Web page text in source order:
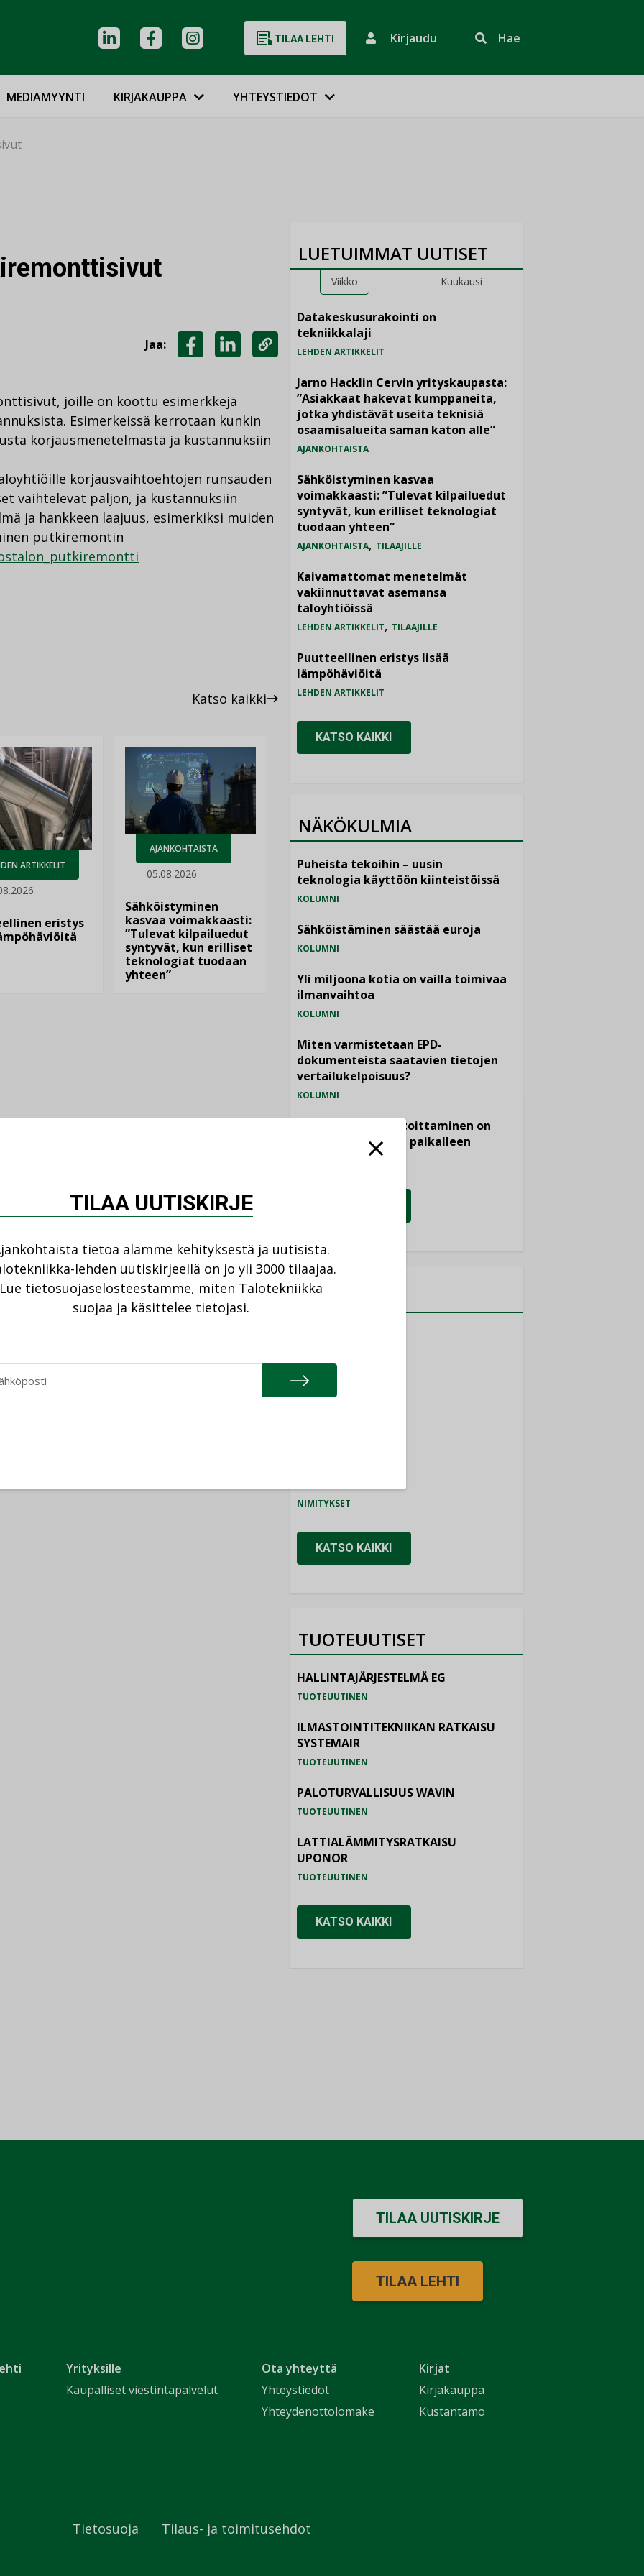
TILAA LEHTI Kirjaudu Hae
MEDIAMYYNTI KIRJAKAUPPA YHTEYSTIEDOT
Jaa:
LINKEDINISSÄ
LINKKI
joille on koottu esimerkkejä
Esimerkeissä kerrotaan kunkin
korjausmenetelmästä ja kustannuksiin
korjausvaihtoehtojen runsauden
vaihtelevat paljon, ja kustannuksiin
ja hankkeen laajuus, esimerkiksi muiden
putkiremontin
Katso kaikki
ARTIKKELIT
eristys
AJANKOHTAISTA
05.08.2026
Sähköistyminen
kasvaa voimakkaasti:
”Tulevat kilpailuedut
syntyvät, kun erilliset
teknologiat tuodaan
yhteen”
LUETUIMMAT UUTISET
Viikko Kuukausi
Datakeskusurakointi on
tekniikkalaji
LEHDEN ARTIKKELIT
Jarno Hacklin Cervin yrityskaupasta:
”Asiakkaat hakevat kumppaneita,
jotka yhdistävät useita teknisiä
osaamisalueita saman katon alle”
AJANKOHTAISTA
Sähköistyminen kasvaa
voimakkaasti: ”Tulevat kilpailuedut
syntyvät, kun erilliset teknologiat
tuodaan yhteen”
AJANKOHTAISTA, TILAAJILLE
Kaivamattomat menetelmät
vakiinnuttavat asemansa
taloyhtiöissä
LEHDEN ARTIKKELIT, TILAAJILLE
Puutteellinen eristys lisää
lämpöhäviöitä
LEHDEN ARTIKKELIT
KATSO KAIKKI
NÄKÖKULMIA
Puheista tekoihin – uusin
teknologia käyttöön kiinteistöissä
KOLUMNI
Sähköistäminen säästää euroja
KOLUMNI
Yli miljoona kotia on vailla toimivaa
ilmanvaihtoa
KOLUMNI
Miten varmistetaan EPD-
dokumenteista saatavien tietojen
vertailukelpoisuus?
KOLUMNI
Vesi- ja viemärimitoittaminen on
jämähtänyt ajassa paikalleen
NIMITYKSET
Refair
NIMITYKSET
KATSO KAIKKI
TUOTEUUTISET
HALLINTAJÄRJESTELMÄ EG
TUOTEUUTINEN
ILMASTOINTITEKNIIKAN RATKAISU
SYSTEMAIR
TUOTEUUTINEN
PALOTURVALLISUUS WAVIN
TUOTEUUTINEN
LATTIALÄMMITYSRATKAISU
UPONOR
TUOTEUUTINEN
KATSO KAIKKI
Yrityksille
Kaupalliset viestintäpalvelut
Ota yhteyttä
Yhteystiedot
Yhteydenottolomake
Kirjat
Kirjakauppa
Kustantamo
TILAA UUTISKIRJE
TILAA LEHTI
Tietosuoja Tilaus- ja toimitusehdot
TILAA UUTISKIRJE
tietoa alamme kehityksestä ja uutisista.
lehden uutiskirjeellä on jo yli 3000 tilaajaa.
Lue tietosuojaselosteestamme, miten Talotekniikka
suojaa ja käsittelee tietojasi.